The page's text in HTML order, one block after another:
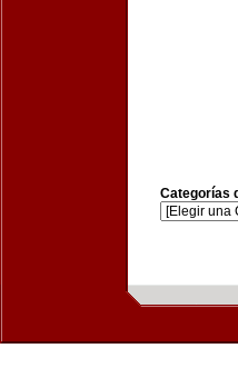
Categorías